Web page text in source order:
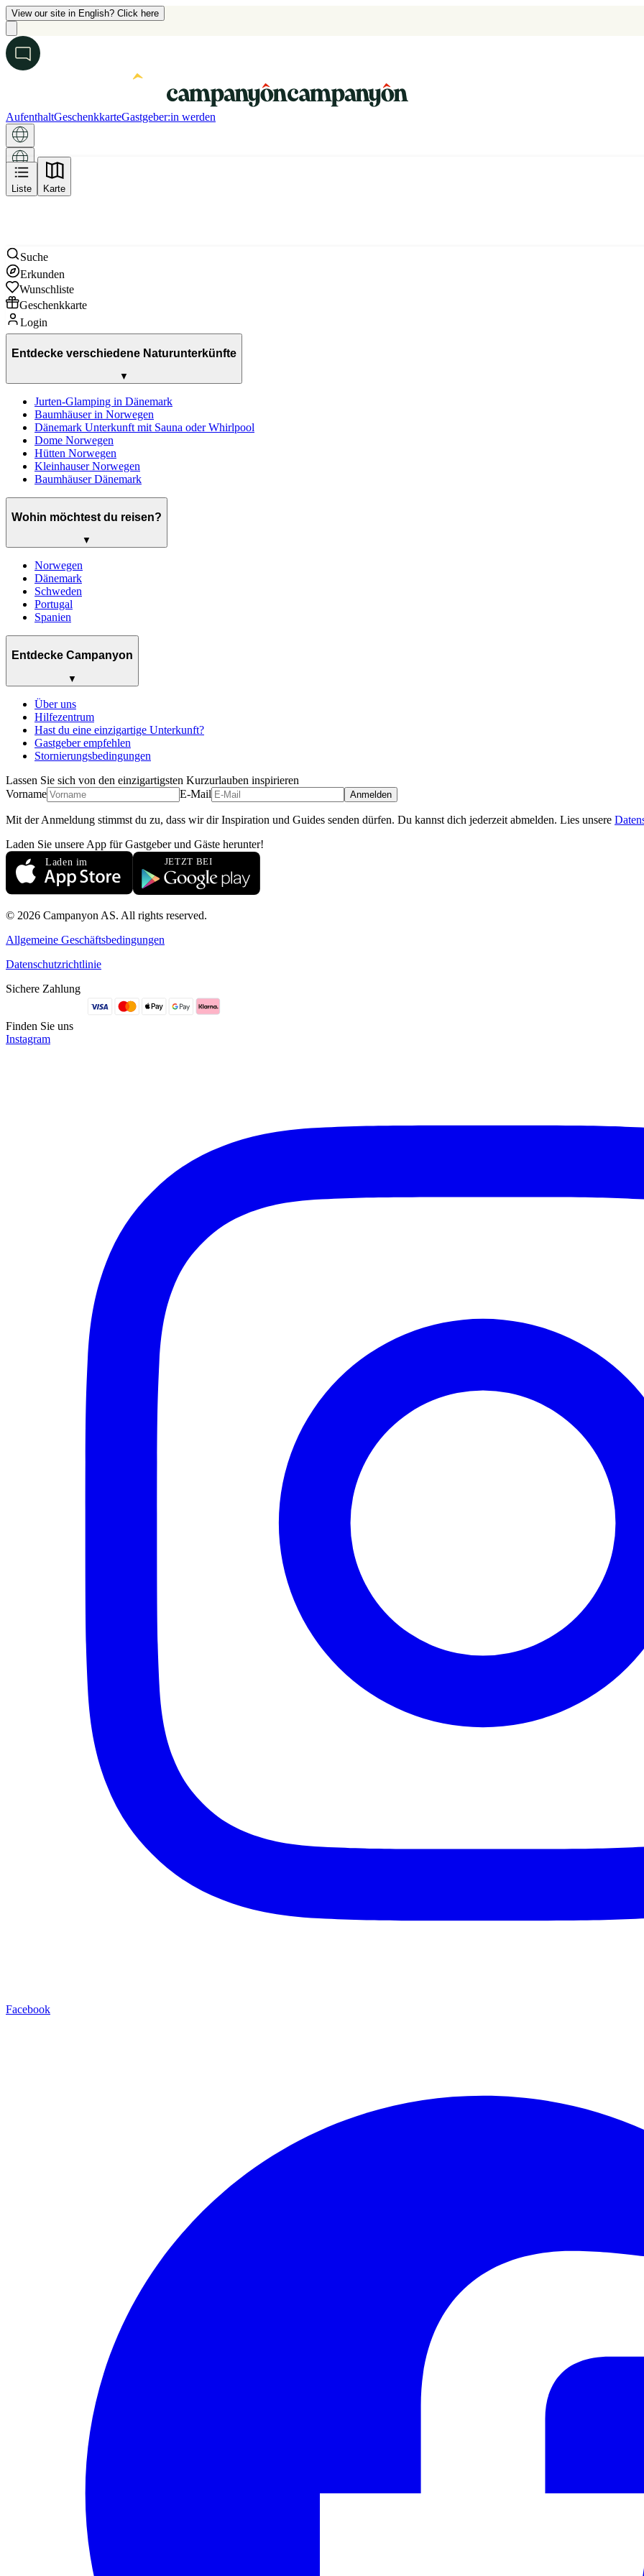
View our site in English? Click here
AufenthaltGeschenkkarteGastgeber:in werden
Karte
Liste Karte
Suche
Erkunden
Wunschliste
Geschenkkarte
Login
Entdecke verschiedene Naturunterkünfte
▼
Jurten-Glamping in Dänemark
Baumhäuser in Norwegen
Dänemark Unterkunft mit Sauna oder Whirlpool
Dome Norwegen
Hütten Norwegen
Kleinhauser Norwegen
Baumhäuser Dänemark
Wohin möchtest du reisen?
▼
Norwegen
Dänemark
Schweden
Portugal
Spanien
Entdecke Campanyon
▼
Über uns
Hilfezentrum
Hast du eine einzigartige Unterkunft?
Gastgeber empfehlen
Stornierungsbedingungen
Lassen Sie sich von den einzigartigsten Kurzurlauben inspirieren
Vorname
E-Mail Anmelden
Mit der Anmeldung stimmst du zu, dass wir dir Inspiration und Guides senden dürfen. Du kannst dich jederzeit abmelden. Lies unsere
Laden Sie unsere App für Gastgeber und Gäste herunter!
© 2026 Campanyon AS. All rights reserved.
Allgemeine Geschäftsbedingungen
Datenschutzrichtlinie
Sichere Zahlung
Finden Sie uns
Instagram
Facebook